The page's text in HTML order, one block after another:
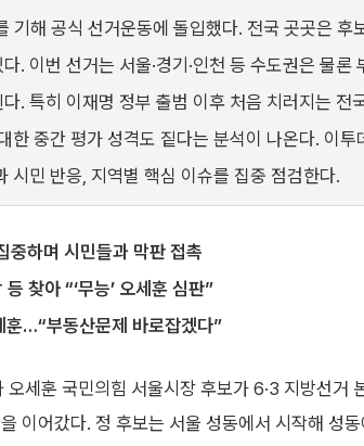
기해 공식 선거운동에 돌입했다. 전국 곳곳은 후
. 이번 선거는 서울·경기·인천 등 수도권은 물론
. 특히 이재명 정부 출범 이후 처음 치러지는 전
한 중간 평가 성격도 짙다는 분석이 나온다. 이
시민 반응, 지역별 핵심 이슈를 집중 점검한다.
중하며 시민들과 막판 접촉
찾아 “‘무능’ 오세훈 심판”
훈…“부동산문제 바로잡겠다”
세훈 국민의힘 서울시장 후보가 6·3 지방선거
이어갔다. 정 후보는 서울 성동에서 시작해 성